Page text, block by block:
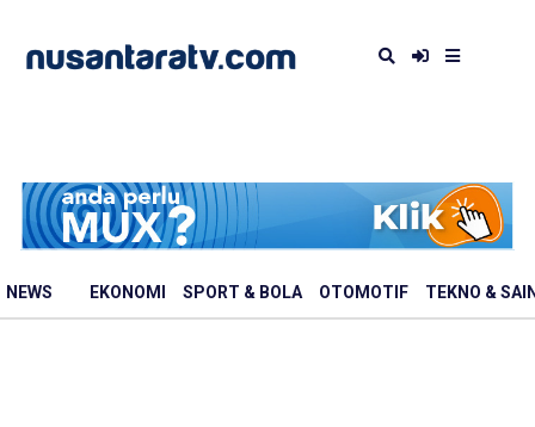
NEWS EKONOMI SPORT & BOLA OTOMOTIF TEKNO &